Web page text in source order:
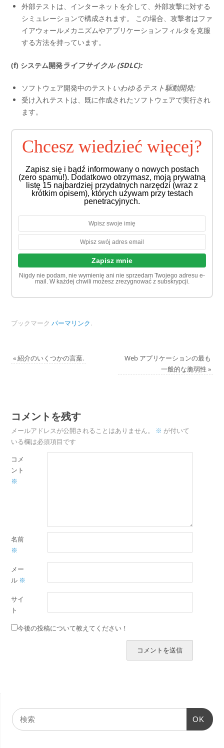
外部テストは、インターネットを介して、外部攻撃に対する
シミュレーションで構成されます。
この場合、攻撃者はファ
イアウォールメカニズムやアプリケーションフィルタを克服
する方法を持っています。
(f) システム開発ライフサイクル (SDLC):
ソフトウェア開発中のテスト いわゆるテスト駆動開発;
受け入れテストは、既に作成されたソフトウェアで実行され
ます。
Chcesz wiedzieć więcej?
Zapisz się i bądź informowany o nowych postach
(zero spamu!). Dodatkowo otrzymasz, moją prywatną
listę 15 najbardziej przydatnych narzędzi (wraz z
krótkim opisem), których używam przy testach
penetracyjnych.
Nigdy nie podam, nie wymienię ani nie sprzedam Twojego adresu e-
mail. W każdej chwili możesz zrezygnować z subskrypcji.
ブックマーク パーマリンク.
«紹介のいくつかの言葉.
Web アプリケーションの最も
一般的な脆弱性»
コメントを残す
メールアドレスが公開されることはありません。 ※ が付いて
いる欄は必須項目です
コメ
ント
※
名前
※
メー
ル ※
サイ
ト
今後の投稿について教えてください！
OK